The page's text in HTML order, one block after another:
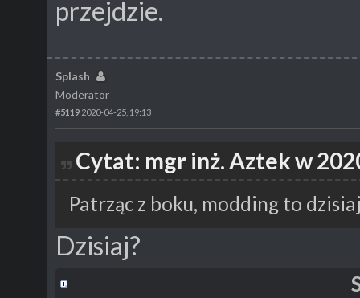
przejdzie.
Splash
Moderator
#5119 2020-04-25, 19:13
Cytat: mgr inż. Aztek w
Patrząc z boku, modding to
Dzisiaj?